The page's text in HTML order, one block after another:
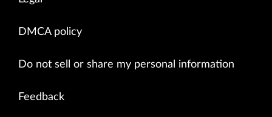
            }
            "load-average-5" : [
            }
DMCA policy
Do not sell or share my personal information
Feedback